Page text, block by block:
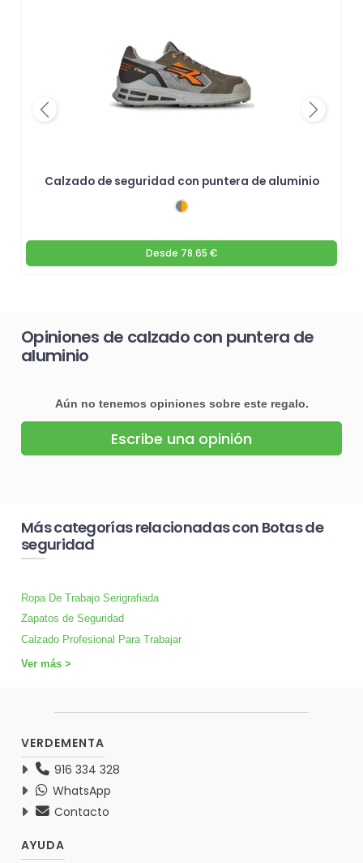
Calzado de seguridad con puntera de aluminio
Desde 78.65 €
Previous Next
Opiniones de calzado con puntera de
aluminio
Aún no tenemos opiniones sobre este regalo.
Escribe una opinión
Más categorías relacionadas con Botas de
seguridad
Ropa De Trabajo Serigrafiada
Zapatos de Seguridad
Calzado Profesional Para Trabajar
Ver más >
VERDEMENTA
916 334 328
WhatsApp
Contacto
AYUDA